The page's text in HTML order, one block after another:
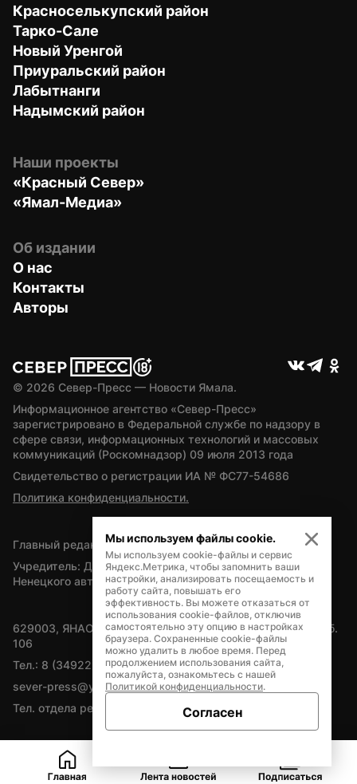
Красноселькупский район
Тарко-Сале
Новый Уренгой
Приуральский район
Лабытнанги
Надымский район
Наши проекты
«Красный Север»
«Ямал-Медиа»
Об издании
О нас
Контакты
Авторы
© 2026 Север-Пресс — Новости Ямала.
Информационное агентство «Север-Пресс»
зарегистрировано в Федеральной службе по надзору в
сфере связи, информационных технологий и массовых
коммуникаций (Роскомнадзор) 09 июля 2013 года
Свидетельство о регистрации ИА № ФС77-54686
Политика конфиденциальности.
Главный редактор — А.Л. Поздеев
Учредитель: Департамент внутренней политики Ямало-
Ненецкого автономного округа
629003, ЯНАО, Салехард, мкр. Богдана Кнунянца, д.1, каб.
106
Тел.: 8 (34922) 71262
sever-press@yamal-media.ru
Тел. отдела рекламы: 8 (34922) 42728
Мы используем файлы cookie.
Мы используем cookie-файлы и сервис
Яндекс.Метрика, чтобы запомнить ваши
настройки, анализировать посещаемость и
работу сайта, повышать его
эффективность. Вы можете отказаться от
использования cookie-файлов, отключив
самостоятельно эту опцию в настройках
браузера. Сохраненные cookie-файлы
можно удалить в любое время. Перед
продолжением использования сайта,
пожалуйста, ознакомьтесь с нашей
Политикой конфиденциальности.
Согласен